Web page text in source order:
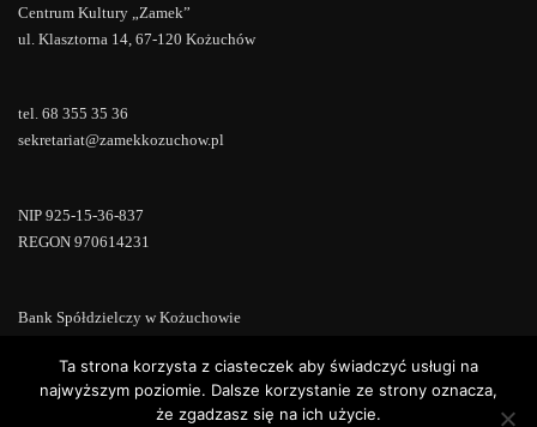
Centrum Kultury „Zamek”
ul. Klasztorna 14, 67-120 Kożuchów
tel. 68 355 35 36
sekretariat@zamekkozuchow.pl
NIP 925-15-36-837
REGON 970614231
Bank Spółdzielczy w Kożuchowie
Ta strona korzysta z ciasteczek aby świadczyć usługi na
najwyższym poziomie. Dalsze korzystanie ze strony oznacza,
że zgadzasz się na ich użycie.